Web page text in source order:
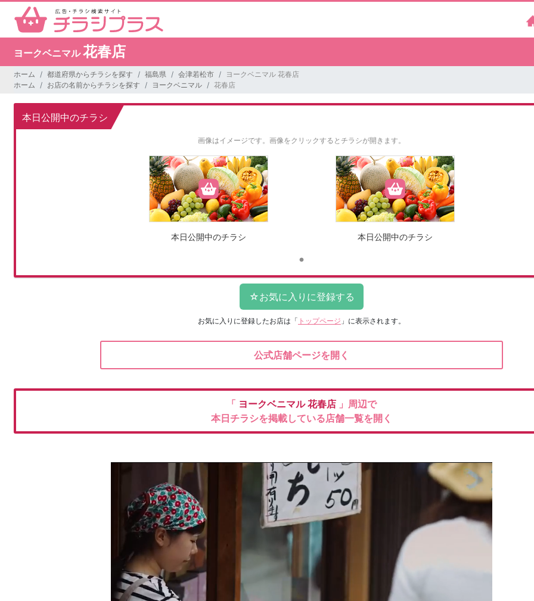
ヨークベニマル花春店
ホーム 都道府県からチラシを探す 福島県 会津若松市
ヨークベニマル 花春店
ホーム
お店の名前からチラシを探す ヨークベニマル 花春店
本日公開中のチラシ
画像はイメージです。 画像をクリックするとチラシが開きます。
本日公開中のチラシ 本日公開中のチラシ
お気に入りに登録したお店は 「 トップページ 」に表示されます。
公式店舗ページを開く
「 ヨークベニマル花春店 」周辺で
本日チラシを掲載している店舗一覧を開く